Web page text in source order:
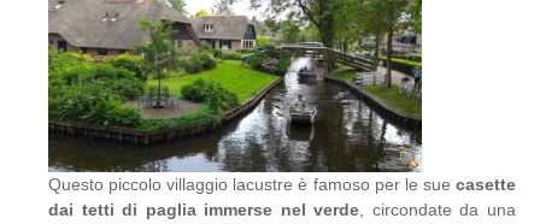
Questo piccolo villaggio lacustre è famoso per le sue casette
dai tetti di paglia immerse nel verde, circondate da una